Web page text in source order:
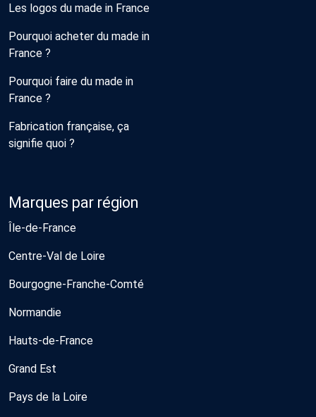
Les logos du made in France
Pourquoi acheter du made in
France ?
Pourquoi faire du made in
France ?
Fabrication française, ça
signifie quoi ?
Marques par région
Île-de-France
Centre-Val de Loire
Bourgogne-Franche-Comté
Normandie
Hauts-de-France
Grand Est
Pays de la Loire